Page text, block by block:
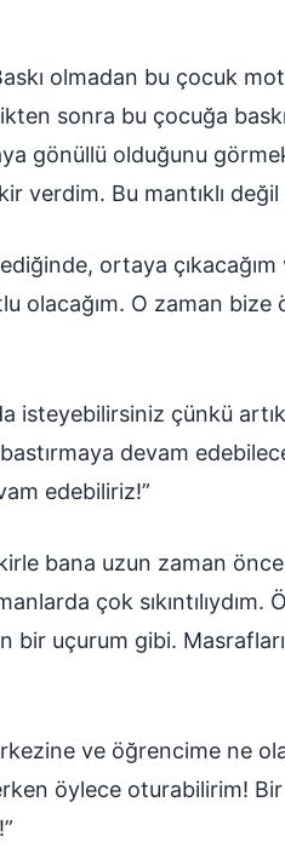
olmadan bu çocuk
sonra bu çocuğa
gönüllü olduğunu
verdim. Bu mantıklı değil
ortaya
olacağım. O zaman bize
isteyebilirsiniz çünkü
devam
edebiliriz!”
bana uzun zaman
çok sıkıntılıydım.
bir uçurum gibi. Masrafları
ve öğrencime ne
öylece oturabilirim!